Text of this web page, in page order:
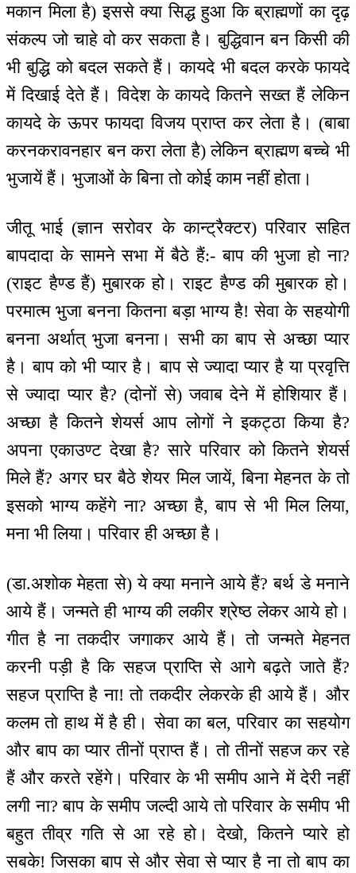
मकान मिला है) इससे क्या सिद्ध हुआ कि ब्राह्मणों का दृढ़
संकल्प जो चाहे वो कर सकता है। बुद्धिवान बन किसी की
भी बुद्धि को बदल सकते हैं। कायदे भी बदल करके फायदे
में दिखाई देते हैं। विदेश के कायदे कितने सख्त हैं लेकिन
कायदे के ऊपर फायदा विजय प्राप्त कर लेता है। (बाबा
करनकरावनहार बन करा लेता है) लेकिन ब्राह्मण बच्चे भी
भुजायें हैं। भुजाओं के बिना तो कोई काम नहीं होता।
जीतू भाई (ज्ञान सरोवर के कान्ट्रैक्टर) परिवार सहित
बापदादा के सामने सभा में बैठे हैं:- बाप की भुजा हो ना?
(राइट हैण्ड हैं) मुबारक हो। राइट हैण्ड की मुबारक हो।
परमात्म भुजा बनना कितना बड़ा भाग्य है! सेवा के सहयोगी
बनना अर्थात् भुजा बनना। सभी का बाप से अच्छा प्यार
है। बाप को भी प्यार है। बाप से ज्यादा प्यार है या प्रवृत्ति
से ज्यादा प्यार है? (दोनों से) जवाब देने में होशियार हैं।
अच्छा है कितने शेयर्स आप लोगों ने इकट्ठा किया है?
अपना एकाउण्ट देखा है? सारे परिवार को कितने शेयर्स
मिले हैं? अगर घर बैठे शेयर मिल जायें, बिना मेहनत के तो
इसको भाग्य कहेंगे ना? अच्छा है, बाप से भी मिल लिया,
मना भी लिया। परिवार ही अच्छा है।
(डा.अशोक मेहता से) ये क्या मनाने आये हैं? बर्थ डे मनाने
आये हैं। जन्मते ही भाग्य की लकीर श्रेष्ठ लेकर आये हो।
गीत है ना तकदीर जगाकर आये हैं। तो जन्मते मेहनत
करनी पड़ी है कि सहज प्राप्ति से आगे बढ़ते जाते हैं?
सहज प्राप्ति है ना! तो तकदीर लेकरके ही आये हैं। और
कलम तो हाथ में है ही। सेवा का बल, परिवार का सहयोग
और बाप का प्यार तीनों प्राप्त हैं। तो तीनों सहज कर रहे
हैं और करते रहेंगे। परिवार के भी समीप आने में देरी नहीं
लगी ना? बाप के समीप जल्दी आये तो परिवार के समीप भी
बहुत तीव्र गति से आ रहे हो। देखो, कितने प्यारे हो
सबके! जिसका बाप से और सेवा से प्यार है ना तो बाप का